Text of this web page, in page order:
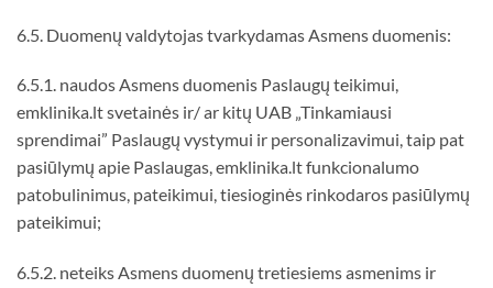
6.5. Duomenų valdytojas tvarkydamas Asmens duomenis:
6.5.1. naudos Asmens duomenis Paslaugų teikimui,
emklinika.lt svetainės ir/ ar kitų UAB „Tinkamiausi
sprendimai” Paslaugų vystymui ir personalizavimui, taip pat
pasiūlymų apie Paslaugas, emklinika.lt funkcionalumo
patobulinimus, pateikimui, tiesioginės rinkodaros pasiūlymų
pateikimui;
6.5.2. neteiks Asmens duomenų tretiesiems asmenims ir